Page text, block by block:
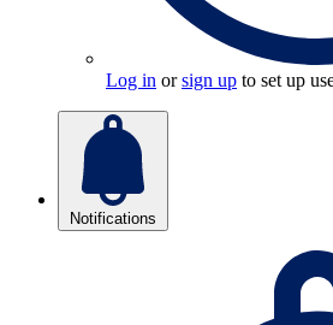
Log in orsign up to set up
Notifications